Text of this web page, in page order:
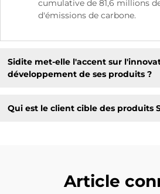
cumulative de 81,6 millions
d'émissions de carbone.
Sidite met-elle l'accent sur
développement de ses produits ?
Qui est le client cible des produits
Article